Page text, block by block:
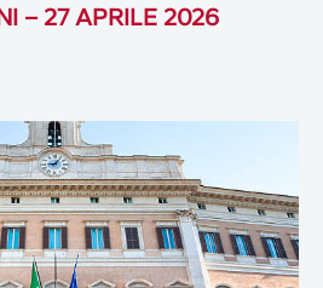
– 27 APRILE 2026